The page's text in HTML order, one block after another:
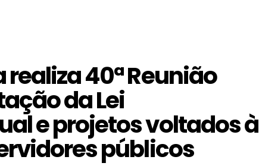
40ª Reunião
da Lei
e projetos voltados à
públicos